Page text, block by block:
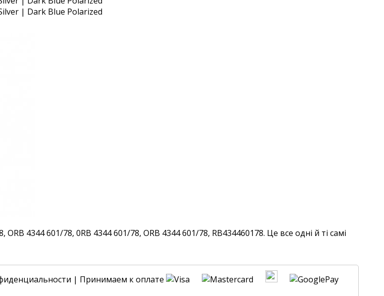
4344 601/78, 0RB 4344 601/78, ORB 4344 601/78, RB434460178. Це все одні й ті самі
| Принимаем к оплате